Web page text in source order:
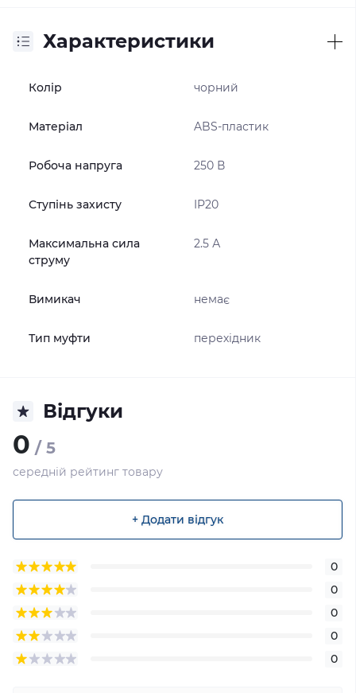
Характеристики
Колір чорний
Матеріал ABS-пластик
Робоча напруга 250 В
Ступінь захисту IP20
Максимальна сила
струму
2.5 А
Вимикач немає
Тип муфти перехідник
Відгуки
0 / 5
середній рейтинг товару
+ Додати відгук
0
0
0
0
0